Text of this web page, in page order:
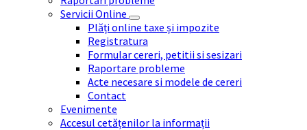
Servicii Online
Plăți online taxe și impozite
Registratura
Formular cereri, petitii si sesizari
Raportare probleme
Acte necesare si modele de cereri
Contact
Evenimente
Accesul cetățenilor la informații